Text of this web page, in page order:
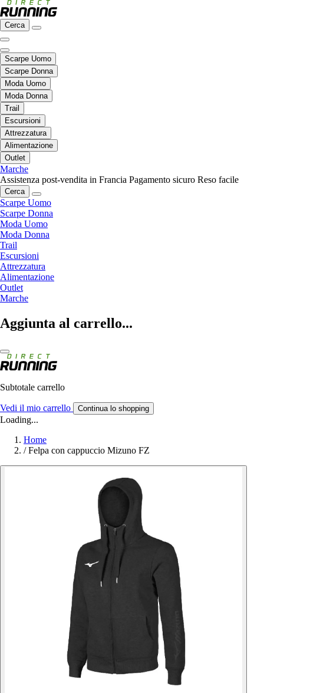
Cerca
Scarpe Uomo
Scarpe Donna
Moda Uomo
Moda Donna
Trail
Escursioni
Attrezzatura
Alimentazione
Outlet
Marche
Assistenza post-vendita in Francia Pagamento sicuro Reso facile
Cerca
Scarpe Uomo
Scarpe Donna
Moda Uomo
Moda Donna
Trail
Escursioni
Attrezzatura
Alimentazione
Outlet
Marche
Aggiunta al carrello...
Subtotale carrello
Vedi il mio carrello Continua lo shopping
Loading...
Home
/ Felpa con cappuccio Mizuno FZ